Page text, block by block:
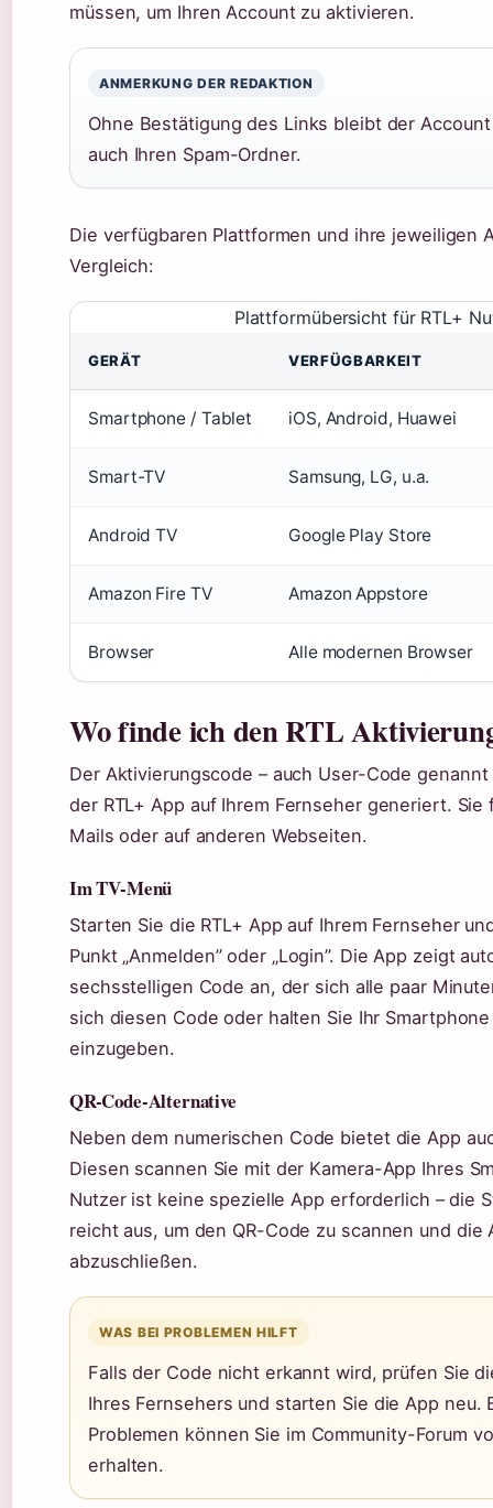
müssen, um Ihren Account zu aktivieren.
ANMERKUNG DER REDAKTION
Ohne Bestätigung des Links bleibt der
auch Ihren Spam-Ordner.
Die verfügbaren Plattformen und ihre jeweiligen
Vergleich:
Plattformübersicht für RTL+
GERÄT VERFÜGBARKEIT
Smartphone / Tablet iOS, Android, Huawei
Smart-TV Samsung, LG, u.a.
Android TV Google Play Store
Amazon Fire TV Amazon Appstore
Browser Alle modernen Browser
Wo finde ich den RTL
Der Aktivierungscode – auch User-Code
der RTL+ App auf Ihrem Fernseher generiert.
Mails oder auf anderen Webseiten.
Im TV-Menü
Starten Sie die RTL+ App auf Ihrem Fernseher
Punkt „Anmelden” oder „Login”. Die App zeigt
sechsstelligen Code an, der sich alle paar
sich diesen Code oder halten Sie Ihr
einzugeben.
QR-Code-Alternative
Neben dem numerischen Code bietet die App
Diesen scannen Sie mit der Kamera-App Ihres
Nutzer ist keine spezielle App erforderlich – die
reicht aus, um den QR-Code zu scannen und die
abzuschließen.
WAS BEI PROBLEMEN HILFT
Falls der Code nicht erkannt wird, prüfen Sie
Ihres Fernsehers und starten Sie die App neu.
Problemen können Sie im Community-Forum
erhalten.